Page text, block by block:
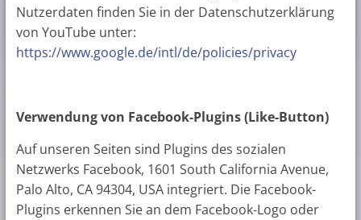
Nutzerdaten finden Sie in der Datenschutzerklärung
von YouTube unter:
https://www.google.de/intl/de/policies/privacy
Verwendung von Facebook-Plugins (Like-Button)
Auf unseren Seiten sind Plugins des sozialen
Netzwerks Facebook, 1601 South California Avenue,
Palo Alto, CA 94304, USA integriert. Die Facebook-
Plugins erkennen Sie an dem Facebook-Logo oder